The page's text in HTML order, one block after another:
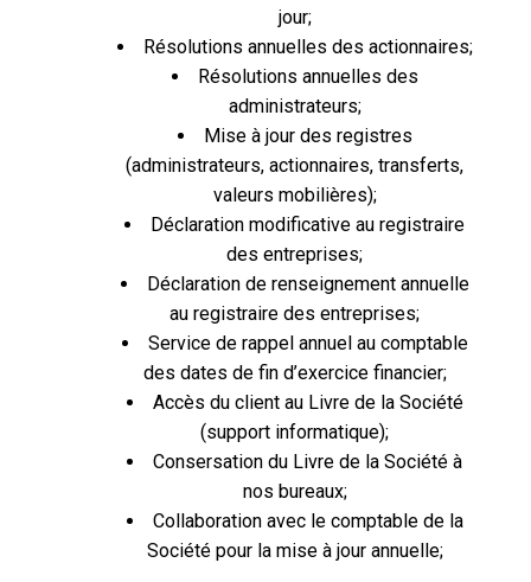
jour;
Résolutions annuelles des actionnaires;
Résolutions annuelles des
administrateurs;
Mise à jour des registres
(administrateurs, actionnaires, transferts,
valeurs mobilières);
Déclaration modificative au registraire
des entreprises;
Déclaration de renseignement annuelle
au registraire des entreprises;
Service de rappel annuel au comptable
des dates de fin d’exercice financier;
Accès du client au Livre de la Société
(support informatique);
Consersation du Livre de la Société à
nos bureaux;
Collaboration avec le comptable de la
Société pour la mise à jour annuelle;